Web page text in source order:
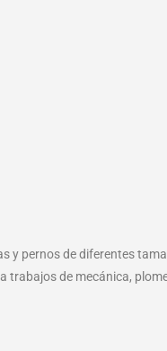
y pernos de diferentes
trabajos de mecánica,